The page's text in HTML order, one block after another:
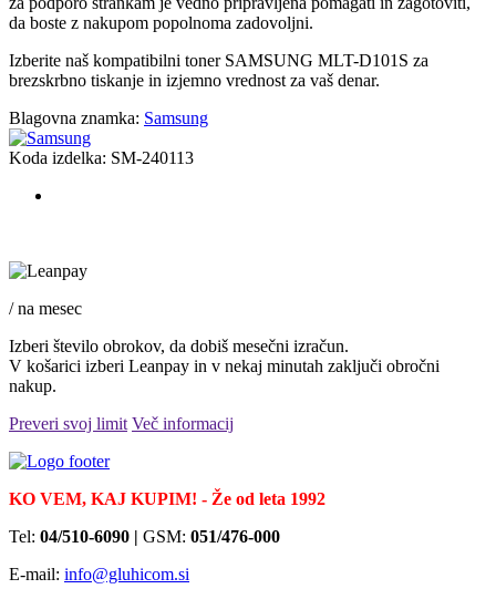
da boste z nakupom popolnoma zadovoljni.
Izberite naš kompatibilni toner SAMSUNG MLT-D101S za
brezskrbno tiskanje in izjemno vrednost za vaš denar.
Blagovna znamka: Samsung
Koda izdelka: SM-240113
/ na mesec
Izberi število obrokov, da dobiš mesečni izračun.
V košarici izberi Leanpay in v nekaj minutah zaključi obročni
nakup.
Preveri svoj limit Več informacij
KO VEM, KAJ KUPIM! - Že od leta 1992
Tel: 04/510-6090 | GSM: 051/476-000
E-mail: info@gluhicom.si